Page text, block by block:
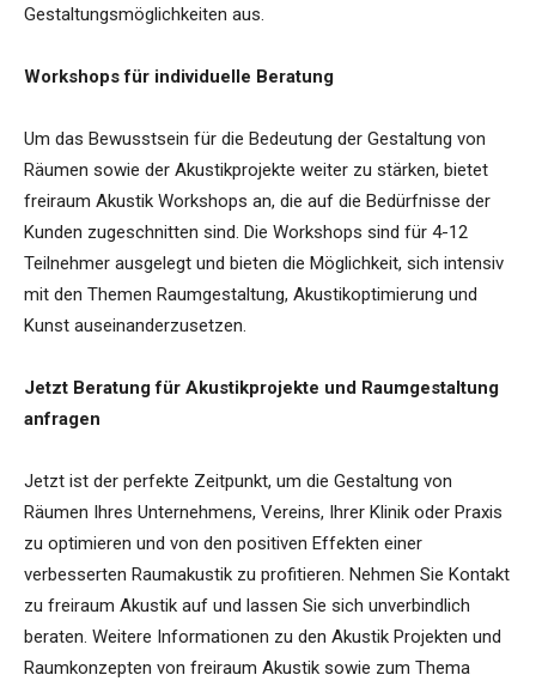
Gestaltungsmöglichkeiten aus.
Workshops für individuelle Beratung
Um das Bewusstsein für die Bedeutung der Gestaltung von
Räumen sowie der Akustikprojekte weiter zu stärken, bietet
freiraum Akustik Workshops an, die auf die Bedürfnisse der
Kunden zugeschnitten sind. Die Workshops sind für 4-12
Teilnehmer ausgelegt und bieten die Möglichkeit, sich intensiv
mit den Themen Raumgestaltung, Akustikoptimierung und
Kunst auseinanderzusetzen.
Jetzt Beratung für Akustikprojekte und Raumgestaltung
anfragen
Jetzt ist der perfekte Zeitpunkt, um die Gestaltung von
Räumen Ihres Unternehmens, Vereins, Ihrer Klinik oder Praxis
zu optimieren und von den positiven Effekten einer
verbesserten Raumakustik zu profitieren. Nehmen Sie Kontakt
zu freiraum Akustik auf und lassen Sie sich unverbindlich
beraten. Weitere Informationen zu den Akustik Projekten und
Raumkonzepten von freiraum Akustik sowie zum Thema